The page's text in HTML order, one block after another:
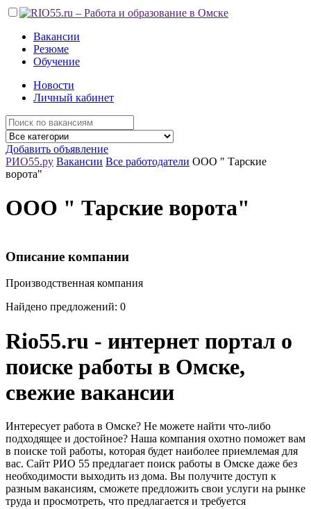
Вакансии
Резюме
Обучение
Новости
Личный кабинет
Добавить объявление
РИО55.ру Вакансии Все работодатели ООО " Тарские
ворота"
ООО " Тарские ворота"
Описание компании
Производственная компания
Найдено предложений: 0
Rio55.ru - интернет портал о
поиске работы в Омске,
свежие вакансии
Интересует работа в Омске? Не можете найти что-либо
подходящее и достойное? Наша компания охотно поможет вам
в поиске той работы, которая будет наиболее приемлемая для
вас. Сайт РИО 55 предлагает поиск работы в Омске даже без
необходимости выходить из дома. Вы получите доступ к
разным вакансиям, сможете предложить свои услуги на рынке
труда и просмотреть, что предлагается и требуется